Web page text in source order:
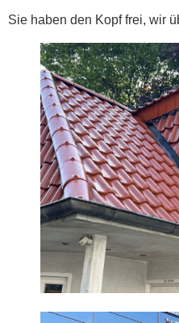
Sie haben den Kopf frei, wir